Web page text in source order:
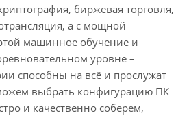
биржевая торговля,
а с мощной
машинное обучение и
уровне –
способны на всё и прослужат
выбрать конфигурацию ПК
и качественно соберем,